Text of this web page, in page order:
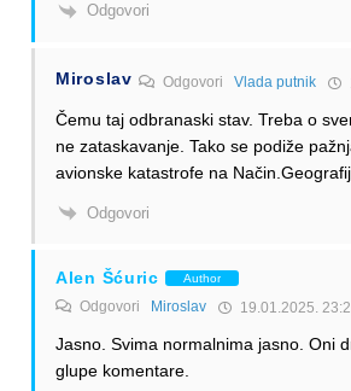
Odgovori
Miroslav Odgovori Vlada putnik
Čemu taj odbranaski stav. Treba o
ne zataskavanje. Tako se podiže
avionske katastrofe na
Odgovori
Alen Šćuric Author
Odgovori Miroslav 19.01.2025.
Jasno. Svima normalnima jasno. Oni
glupe komentare.